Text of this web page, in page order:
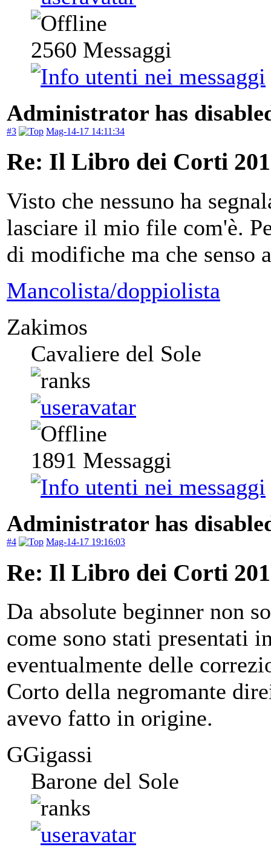
2560 Messaggi
Administrator has
#3 Mag-14-17 14:11:34
Re: Il Libro dei Corti
Visto che nessuno ha
lasciare il mio file com'è.
di modifiche ma che senso
Mancolista/doppiolista
Zakimos
Cavaliere del Sole
1891 Messaggi
Administrator has
#4 Mag-14-17 19:16:03
Re: Il Libro dei Corti
Da absolute beginner non
come sono stati presentati
eventualmente delle
Corto della negromante
avevo fatto in origine.
GGigassi
Barone del Sole